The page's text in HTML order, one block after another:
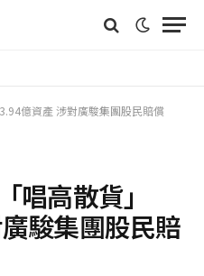
億資產 涉對廣駿集團股民賠償
唱高散貨」
駿集團股民賠